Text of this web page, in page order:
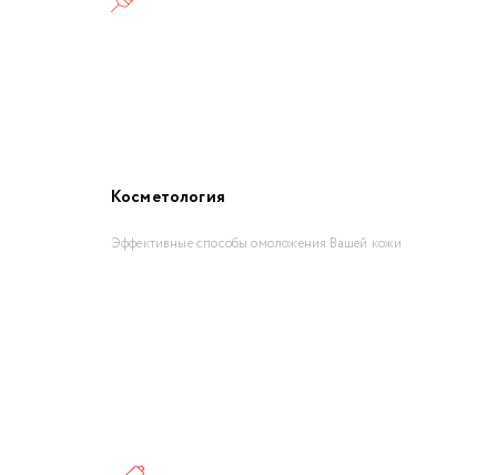
Косметология
Эффективные способы омоложения Вашей кожи